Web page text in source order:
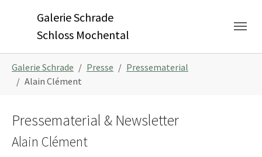
Galerie Schrade
Schloss Mochental
Galerie Schrade Presse
Pressematerial
Alain Clément
Pressematerial & Newsletter
Alain Clément